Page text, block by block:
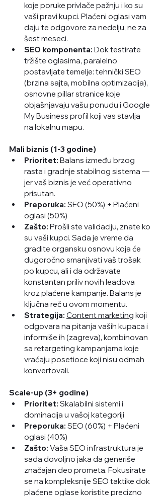
koje poruke privlače pažnju i ko su
vaši pravi kupci. Plaćeni oglasi vam
daju te odgovore za nedelju, ne za
šest meseci.
SEO komponenta: Dok testirate
tržište oglasima, paralelno
postavljate temelje: tehnički SEO
(brzina sajta, mobilna optimizacija),
osnovne pillar stranice koje
objašnjavaju vašu ponudu i Google
My Business profil koji vas stavlja
na lokalnu mapu.
Mali biznis (1-3 godine)
Prioritet: Balans između brzog
rasta i gradnje stabilnog sistema —
jer vaš biznis je već operativno
prisutan.
Preporuka: SEO (50%) + Plaćeni
oglasi (50%)
Zašto: Prošli ste validaciju, znate ko
su vaši kupci. Sada je vreme da
gradite organsku osnovu koja će
dugoročno smanjivati vaš trošak
po kupcu, ali i da održavate
konstantan priliv novih leadova
kroz plaćene kampanje. Balans je
ključna reč u ovom momentu.
Strategija: Content marketing koji
odgovara na pitanja vaših kupaca i
informiše ih (zagreva), kombinovan
sa retargeting kampanjama koje
vraćaju posetioce koji nisu odmah
konvertovali.
Scale-up (3+ godine)
Prioritet: Skalabilni sistemi i
dominacija u vašoj kategoriji
Preporuka: SEO (60%) + Plaćeni
oglasi (40%)
Zašto: Vaša SEO infrastruktura je
sada dovoljno jaka da generiše
značajan deo prometa. Fokusirate
se na kompleksnije SEO taktike dok
plaćene oglase koristite precizno